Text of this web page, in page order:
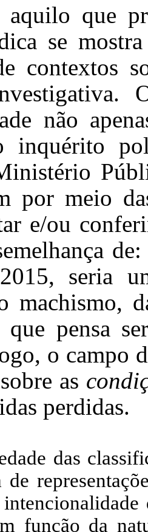
aquilo que
se
contextos
não
inquérito
por meio
e/ou
seria
machismo,
que pensa
o campo
as
perdidas.
das
de
função da